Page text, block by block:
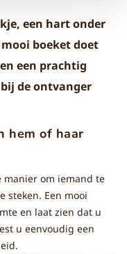
een hart onder
boeket doet
een prachtig
de ontvanger
hem of haar
manier om iemand te
steken. Een mooi
en laat zien dat u
u eenvoudig een